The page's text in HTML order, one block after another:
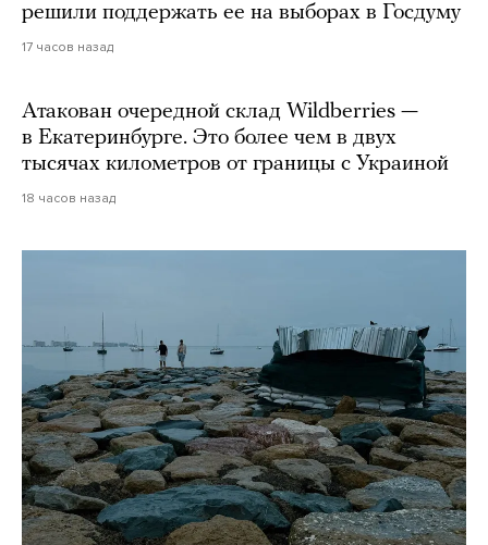
решили поддержать ее на выборах в Госдуму
17 часов назад
Атакован очередной склад Wildberries —
в Екатеринбурге. Это более чем в двух
тысячах километров от границы с Украиной
18 часов назад